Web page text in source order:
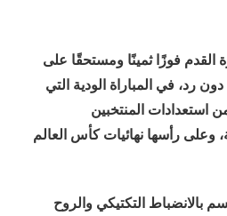
فوزًا ثمينًا ومستحقًا على
رد، في المباراة الودية التي
استعدادات المنتخبين
وعلى رأسها نهائيات كأس العالم
بالانضباط التكتيكي والروح